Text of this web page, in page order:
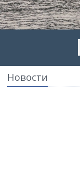
Новости